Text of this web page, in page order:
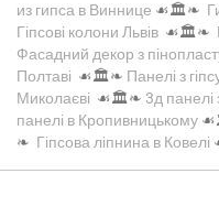
из гипса в Виннице ☙🏛️❧
Гіпсові колони Львів ☙🏛️❧
Фасадний декор з
Полтаві ☙🏛️❧ Панелі з
Миколаєві ☙🏛️❧ 3д панелі
панелі в Кропивницькому
❧ Гіпсова ліпнина в Ковелі